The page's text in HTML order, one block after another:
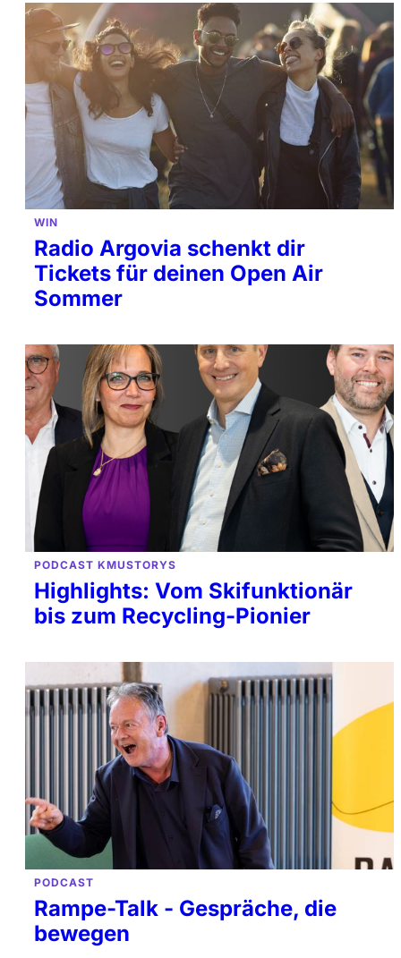
WIN
Radio Argovia schenkt dir
Tickets für deinen Open Air
Sommer
PODCAST KMUSTORYS
Highlights: Vom Skifunktionär
bis zum Recycling-Pionier
PODCAST
Rampe-Talk - Gespräche, die
bewegen